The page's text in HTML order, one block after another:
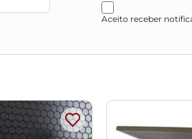
cavilhas e suporte invisível.
como esponjas rígidas ou
Aceito receber